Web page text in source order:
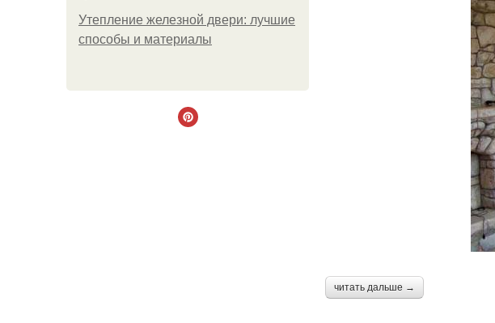
Утепление железной двери: лучшие
способы и материалы
читать дальше →